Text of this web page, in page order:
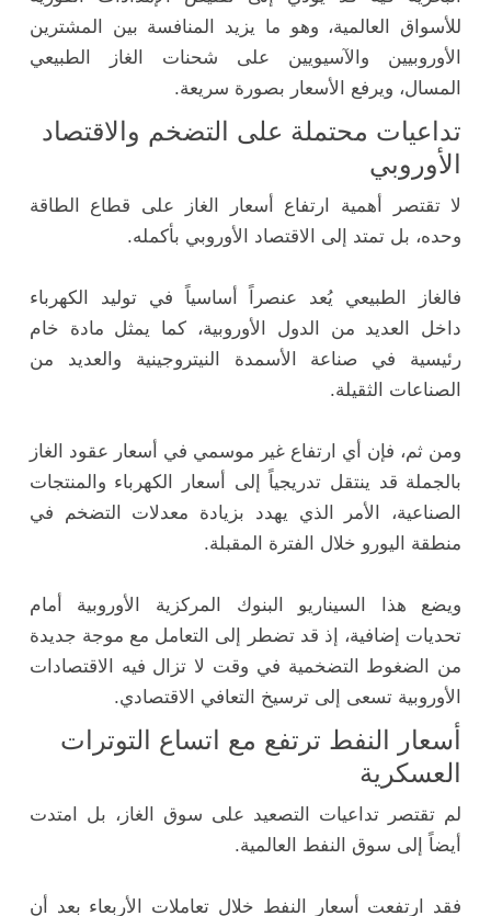
للأسواق العالمية، وهو ما يزيد المنافسة بين المشترين
الأوروبيين والآسيويين على شحنات الغاز الطبيعي
المسال، ويرفع الأسعار بصورة سريعة.
تداعيات محتملة على التضخم والاقتصاد
الأوروبي
لا تقتصر أهمية ارتفاع أسعار الغاز على قطاع الطاقة
وحده، بل تمتد إلى الاقتصاد الأوروبي بأكمله.
فالغاز الطبيعي يُعد عنصراً أساسياً في توليد الكهرباء
داخل العديد من الدول الأوروبية، كما يمثل مادة خام
رئيسية في صناعة الأسمدة النيتروجينية والعديد من
الصناعات الثقيلة.
ومن ثم، فإن أي ارتفاع غير موسمي في أسعار عقود الغاز
بالجملة قد ينتقل تدريجياً إلى أسعار الكهرباء والمنتجات
الصناعية، الأمر الذي يهدد بزيادة معدلات التضخم في
منطقة اليورو خلال الفترة المقبلة.
ويضع هذا السيناريو البنوك المركزية الأوروبية أمام
تحديات إضافية، إذ قد تضطر إلى التعامل مع موجة جديدة
من الضغوط التضخمية في وقت لا تزال فيه الاقتصادات
الأوروبية تسعى إلى ترسيخ التعافي الاقتصادي.
أسعار النفط ترتفع مع اتساع التوترات
العسكرية
لم تقتصر تداعيات التصعيد على سوق الغاز، بل امتدت
أيضاً إلى سوق النفط العالمية.
فقد ارتفعت أسعار النفط خلال تعاملات الأربعاء بعد أن